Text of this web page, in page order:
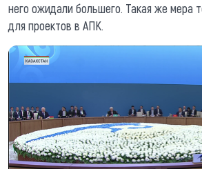
него ожидали большего. Такая же мера
для проектов в АПК.